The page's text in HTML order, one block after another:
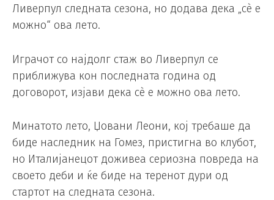
Ливерпул следната сезона, но додава дека „сè е
можно“ ова лето.
Играчот со најдолг стаж во Ливерпул се
приближува кон последната година од
договорот, изјави дека сè е можно ова лето.
Минатото лето, Џовани Леони, кој требаше да
биде наследник на Гомез, пристигна во клубот,
но Италијанецот доживеа сериозна повреда на
своето деби и ќе биде на теренот дури од
стартот на следната сезона.